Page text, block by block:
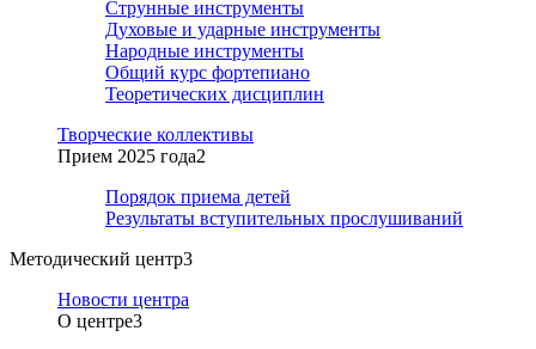
Струнные инструменты
Духовые и ударные инструменты
Народные инструменты
Общий курс фортепиано
Теоретических дисциплин
Творческие коллективы
Прием 2025 года2
Порядок приема детей
Результаты вступительных прослушиваний
Методический центр3
Новости центра
О центре3